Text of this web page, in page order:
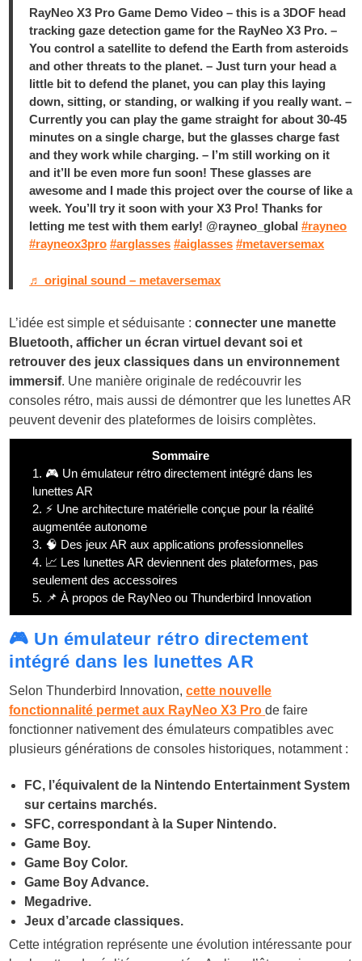
RayNeo X3 Pro Game Demo Video – this is a 3DOF head
tracking gaze detection game for the RayNeo X3 Pro. –
You control a satellite to defend the Earth from asteroids
and other threats to the planet. – Just turn your head a
little bit to defend the planet, you can play this laying
down, sitting, or standing, or walking if you really want. –
Currently you can play the game straight for about 30-45
minutes on a single charge, but the glasses charge fast
and they work while charging. – I’m still working on it
and it’ll be even more fun soon! These glasses are
awesome and I made this project over the course of like a
week. You’ll try it soon with your X3 Pro! Thanks for
letting me test with them early! @rayneo_global#rayneo
#rayneox3pro #arglasses #aiglasses #metaversemax
♬ original sound – metaversemax
L’idée est simple et séduisante :connecter une manette
Bluetooth, afficher un écran virtuel devant soi et
retrouver des jeux classiques dans un environnement
immersif. Une manière originale de redécouvrir les
consoles rétro, mais aussi de démontrer que les lunettes AR
peuvent devenir des plateformes de loisirs complètes.
Sommaire
1. 🎮 Un émulateur rétro directement intégré dans les
lunettes AR
2. ⚡ Une architecture matérielle conçue pour la réalité
augmentée autonome
3. 🧠 Des jeux AR aux applications professionnelles
4. 📈 Les lunettes AR deviennent des plateformes, pas
seulement des accessoires
5. 📌 À propos de RayNeo ou Thunderbird Innovation
🎮 Un émulateur rétro directement
intégré dans les lunettes AR
Selon Thunderbird Innovation,cette nouvelle
fonctionnalité permet aux RayNeo X3 Pro de faire
fonctionner nativement des émulateurs compatibles avec
plusieurs générations de consoles historiques, notamment :
FC, l’équivalent de la Nintendo Entertainment System
sur certains marchés.
SFC, correspondant à la Super Nintendo.
Game Boy.
Game Boy Color.
Game Boy Advance.
Megadrive.
Jeux d’arcade classiques.
Cette intégration représente une évolution intéressante pour